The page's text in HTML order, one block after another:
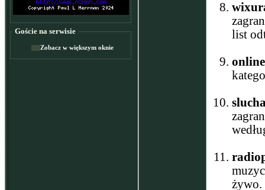
Goście na serwisie
Zobacz w większym oknie
list
żywo.